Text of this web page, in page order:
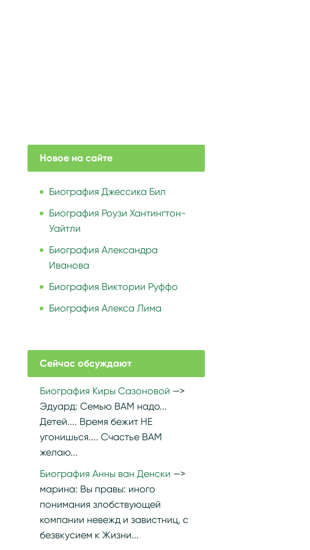
Новое на сайте
Биография Джессика Бил
Биография Роузи Хантингтон-
Уайтли
Биография Александра
Иванова
Биография Виктории Руффо
Биография Алекса Лима
Сейчас обсуждают
Биография Киры Сазоновой
Эдуард: Семью ВАМ надо...
Детей.... Время бежит НЕ
угонишься.... Счастье ВАМ
желаю...
Биография Анны ван Денски
марина: Вы правы: иного
понимания злобствующей
компании невежд и завистниц, с
безвкусием к Жизни...